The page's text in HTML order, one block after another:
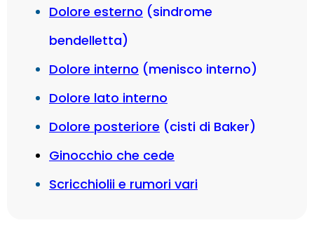
Dolore esterno (sindrome
bendelletta)
Dolore interno (menisco interno)
Dolore lato interno
Dolore posteriore (cisti di Baker)
Ginocchio che cede
Scricchiolii e rumori vari